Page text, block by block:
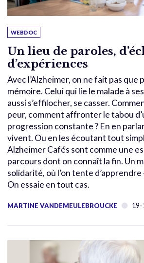
WEBDOC
Un lieu de paroles,
d’expériences
Avec l’Alzheimer, on ne fait pas que
mémoire. Celui qui lie le malade à
aussi s’effilocher, se casser.
peur, comment affronter le tabou
progression constante ? En en
vivent. Ou en les écoutant tout
Alzheimer Cafés sont comme une
parcours dont on connaît la fin. Un
solidarité, où l’on tente d’apprendre
On essaie en tout cas.
MARTINE VANDEMEULEBROUCKE